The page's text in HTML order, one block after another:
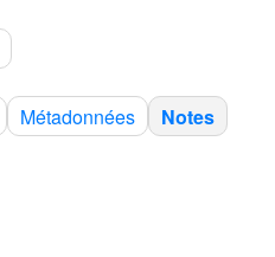
Métadonnées
Notes